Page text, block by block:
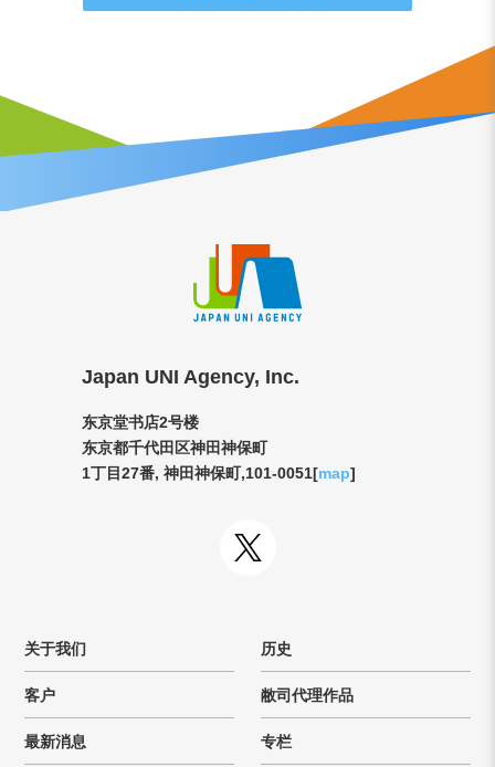
Japan UNI Agency, Inc.
东京堂书店2号楼
东京都千代田区神田神保町
1丁目27番, 神田神保町,101-0051[map]
关于我们 历史
客户 敝司代理作品
最新消息 专栏